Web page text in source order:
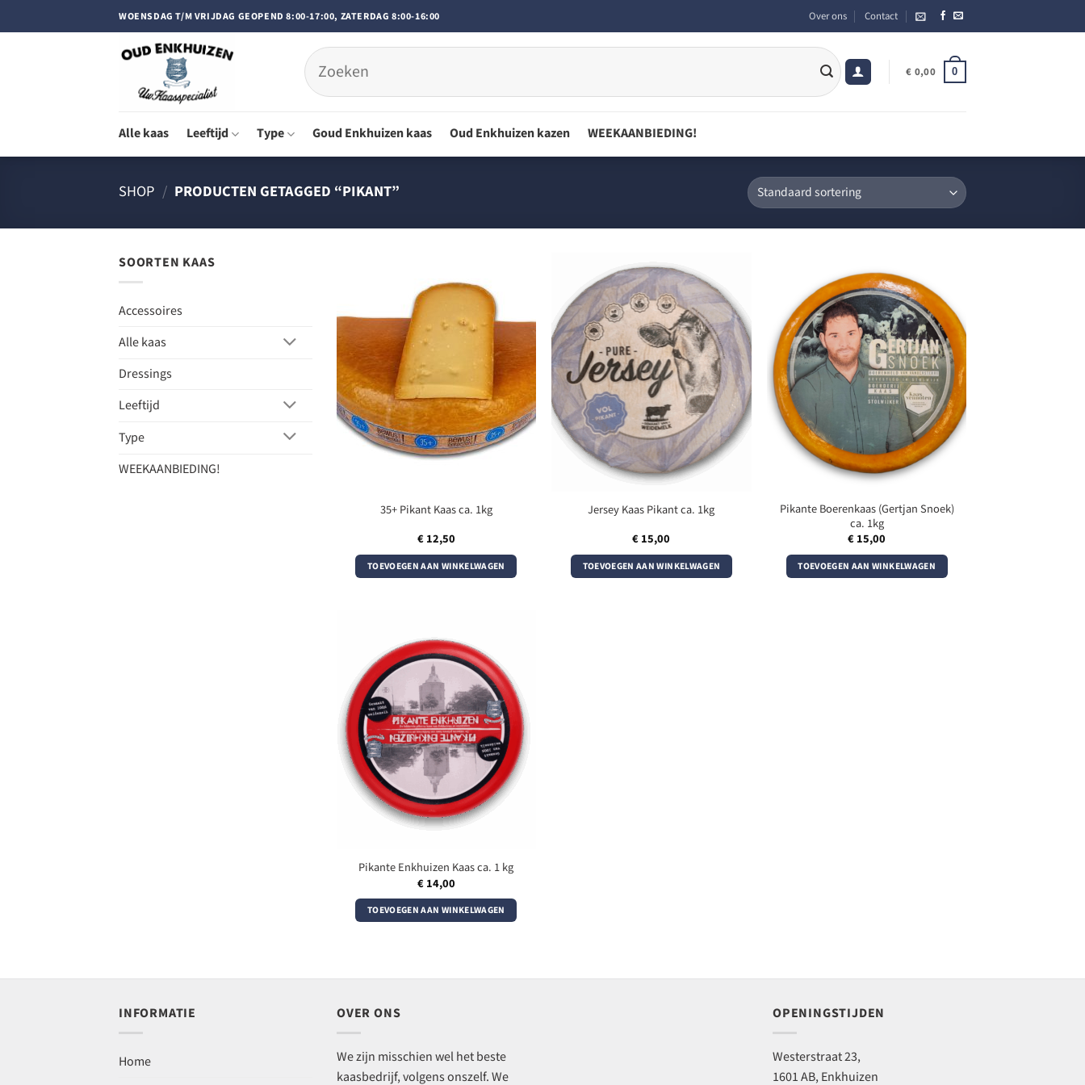
naar
WOENSDAG T/M VRIJDAG GEOPEND 8:00-17:00, ZATERDAG 8:00-16:00 Over ons Contact
Zoeken
naar:
€ 0,00 0
Alle kaas Leeftijd Type Goud Enkhuizen kaas Oud Enkhuizen kazen WEEKAANBIEDING!
SHOP / PRODUCTEN GETAGGED “PIKANT”
SOORTEN KAAS
Accessoires
Alle kaas
Dressings
Leeftijd
Type
WEEKAANBIEDING!
35+ Pikant Kaas ca. 1kg
€12,50
TOEVOEGEN AAN WINKELWAGEN
Jersey Kaas Pikant ca. 1kg
€ 15,00
TOEVOEGEN AAN WINKELWAGEN
Pikante Boerenkaas (Gertjan Snoek)
ca. 1kg
€ 15,00
TOEVOEGEN AAN WINKELWAGEN
Pikante Enkhuizen Kaas ca. 1 kg
€14,00
TOEVOEGEN AAN WINKELWAGEN
INFORMATIE
Home
OVER ONS
We zijn misschien wel het beste
kaasbedrijf, volgens onszelf. We
OPENINGSTIJDEN
Westerstraat 23,
1601 AB, Enkhuizen